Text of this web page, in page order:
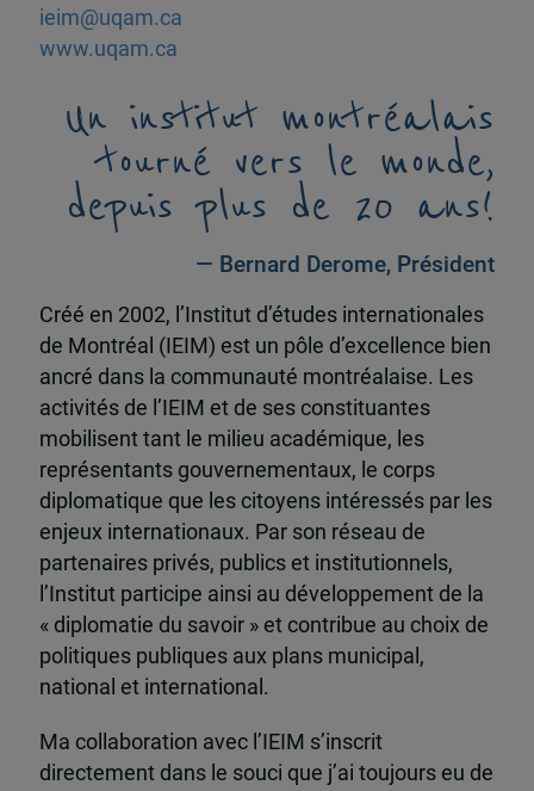
ieim@uqam.ca
www.uqam.ca
Un institut montréalais
tourné vers le monde,
depuis plus de 20 ans!
— Bernard Derome, Président
Créé en 2002, l’Institut d’études internationales
de Montréal (IEIM) est un pôle d’excellence bien
ancré dans la communauté montréalaise. Les
activités de l’IEIM et de ses constituantes
mobilisent tant le milieu académique, les
représentants gouvernementaux, le corps
diplomatique que les citoyens intéressés par les
enjeux internationaux. Par son réseau de
partenaires privés, publics et institutionnels,
l’Institut participe ainsi au développement de la
« diplomatie du savoir » et contribue au choix de
politiques publiques aux plans municipal,
national et international.
Ma collaboration avec l’IEIM s’inscrit
directement dans le souci que j’ai toujours eu de